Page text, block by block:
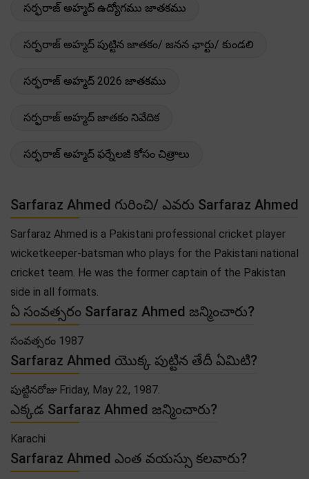
సర్ఫరాజ్ అహ్మద్ ఉద్యోగము జాతకము
సర్ఫరాజ్ అహ్మద్ పుట్టిన జాతకం/ జనన ఛార్టు/ కుండలి
సర్ఫరాజ్ అహ్మద్ 2026 జాతకము
సర్ఫరాజ్ అహ్మద్ జాతకం నివేదిక
సర్ఫరాజ్ అహ్మద్ ఫర్నేలజీ కోసం చిత్రాలు
Sarfaraz Ahmed గురించి/ ఎవరు Sarfaraz Ahmed
Sarfaraz Ahmed is a Pakistani professional cricket player
wicketkeeper-batsman who plays for the Pakistani national
cricket team. He was the former captain of the Pakistan
side in all formats.
ఏ సంవత్సరం Sarfaraz Ahmed జన్మించారు?
సంవత్సరం 1987
Sarfaraz Ahmed యొక్క పుట్టిన తేదీ ఏమిటి?
పుట్టినరోజు Friday, May 22, 1987.
ఎక్కడ Sarfaraz Ahmed జన్మించారు?
Karachi
Sarfaraz Ahmed ఎంత వయస్సు కలవారు?